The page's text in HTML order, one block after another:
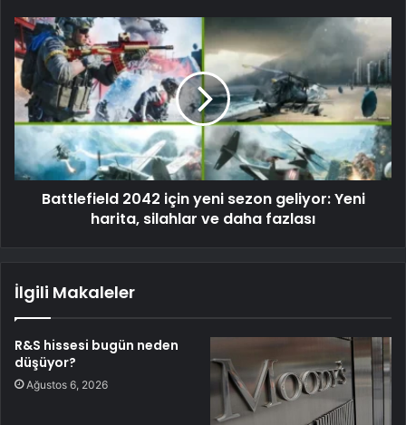
Battlefield 2042 için yeni sezon geliyor: Yeni
harita, silahlar ve daha fazlası
İlgili Makaleler
R&S hissesi bugün neden
düşüyor?
Ağustos 6, 2026